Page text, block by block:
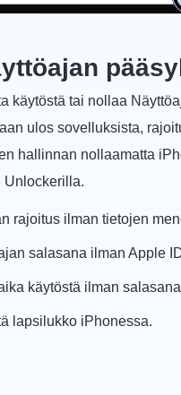
käytöstä tai nollaa
ulos sovelluksista,
hallinnan nollaamatta
Unlockerilla.
rajoitus ilman tietojen
salasana ilman Apple
käytöstä ilman
lapsilukko iPhonessa.